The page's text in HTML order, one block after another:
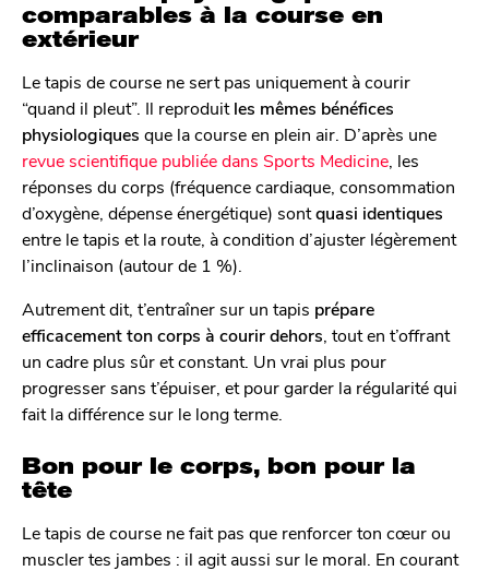
comparables à la course en
extérieur
Le tapis de course ne sert pas uniquement à courir
“quand il pleut”. Il reproduitles mêmes bénéfices
physiologiques que la course en plein air. D’après une
revue scientifique publiée dans Sports Medicine , les
réponses du corps (fréquence cardiaque, consommation
d’oxygène, dépense énergétique) sontquasi identiques
entre le tapis et la route, à condition d’ajuster légèrement
l’inclinaison (autour de 1 %).
Autrement dit, t’entraîner sur un tapis prépare
efficacement ton corps à courir dehors, tout en t’offrant
un cadre plus sûr et constant. Un vrai plus pour
progresser sans t’épuiser, et pour garder la régularité qui
fait la différence sur le long terme.
Bon pour le corps, bon pour la
tête
Le tapis de course ne fait pas que renforcer ton cœur ou
muscler tes jambes : il agit aussi sur le moral. En courant